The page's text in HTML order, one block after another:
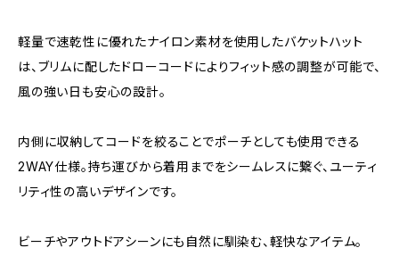
軽量で速乾性に優れたナイロン素材を使用したバケットハット
は、ブリムに配したドローコードによりフィット感の調整が可能で、
風の強い日も安心の設計。
内側に収納してコードを絞ることでポーチとしても使用できる
2WAY仕様。持ち運びから着用までをシームレスに繋ぐ、ユーティ
リティ性の高いデザインです。
ビーチやアウトドアシーンにも自然に馴染む、軽快なアイテム。